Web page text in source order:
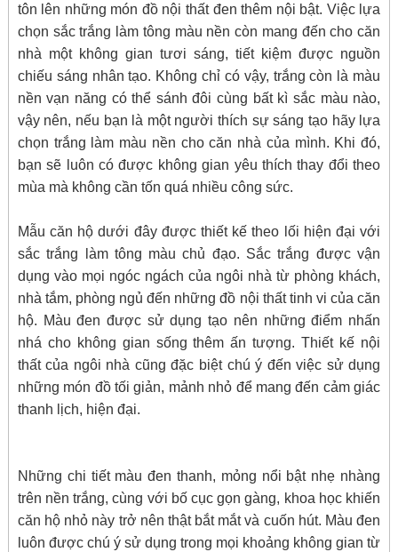
tôn lên những món đồ nội thất đen thêm nội bật. Việc lựa
chọn sắc trắng làm tông màu nền còn mang đến cho căn
nhà một không gian tươi sáng, tiết kiệm được nguồn
chiếu sáng nhân tạo. Không chỉ có vậy, trắng còn là màu
nền vạn năng có thể sánh đôi cùng bất kì sắc màu nào,
vậy nên, nếu bạn là một người thích sự sáng tạo hãy lựa
chọn trắng làm màu nền cho căn nhà của mình. Khi đó,
bạn sẽ luôn có được không gian yêu thích thay đổi theo
mùa mà không cần tốn quá nhiều công sức.
Mẫu căn hộ dưới đây được thiết kế theo lối hiện đại với
sắc trắng làm tông màu chủ đạo. Sắc trắng được vận
dụng vào mọi ngóc ngách của ngôi nhà từ phòng khách,
nhà tắm, phòng ngủ đến những đồ nội thất tinh vi của căn
hộ. Màu đen được sử dụng tạo nên những điểm nhấn
nhá cho không gian sống thêm ấn tượng. Thiết kế nội
thất của ngôi nhà cũng đặc biệt chú ý đến việc sử dụng
những món đồ tối giản, mảnh nhỏ để mang đến cảm giác
thanh lịch, hiện đại.
Những chi tiết màu đen thanh, mỏng nổi bật nhẹ nhàng
trên nền trắng, cùng với bố cục gọn gàng, khoa học khiến
căn hộ nhỏ này trở nên thật bắt mắt và cuốn hút. Màu đen
luôn được chú ý sử dụng trong mọi khoảng không gian từ